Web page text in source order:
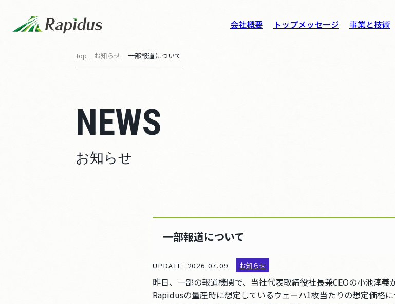
会社概要 トップメッセージ 事業と技術
Top お知らせ 一部報道について
NEWS
お知らせ
一部報道について
UPDATE: 2026.07.09 お知らせ
昨日、一部の報道機関で、当社代表取締役社長兼CEOの小池淳義
Rapidusの量産時に想定しているウェーハ1枚当たりの想定価格